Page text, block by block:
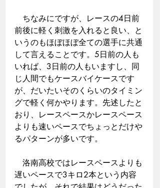
ちなみにですが、レースの4日前
前後に軽く刺激を入れると良い、と
いうのもほぼほぼ全ての選手に共通
して言えることです。5日前の人も
いれば、3日前の人もいますし、同
じ人間でもケースバイケースです
が、だいたいそのくらいのタイミン
グで軽く何かやります。先述したと
おり、レースペースかレースペース
よりも速いペースでちょっとだけや
るパターンが多いです。
洛南高校ではレースペースよりも
遅いペースで3キロ2本という内容